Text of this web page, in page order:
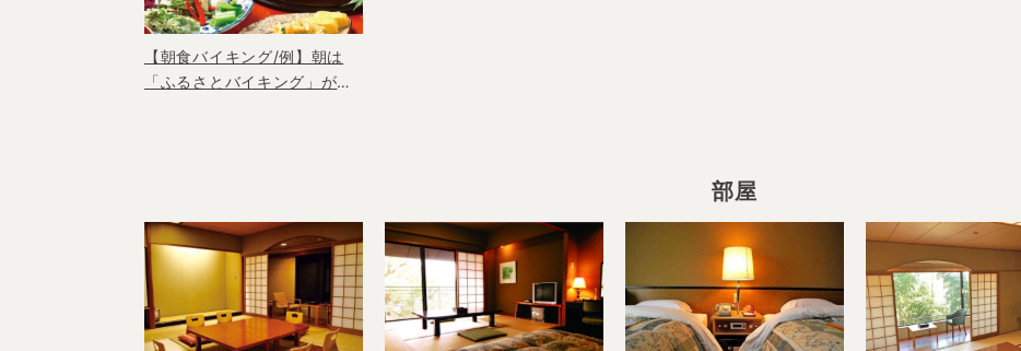
【朝食バイキング/例】朝は
「ふるさとバイキング」がテ
部屋